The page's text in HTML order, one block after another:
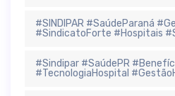
#SINDIPAR #SaúdeParaná
#SindicatoForte #Hospitais
#Sindipar #SaúdePR
#TecnologiaHospital